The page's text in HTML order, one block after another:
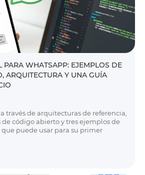
PARA WHATSAPP: EJEMPLOS DE
ARQUITECTURA Y UNA GUÍA
través de arquitecturas de referencia,
de código abierto y tres ejemplos de
puede usar para su primer